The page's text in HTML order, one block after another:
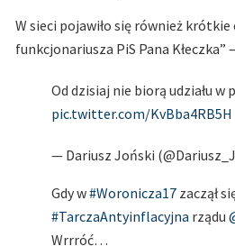
W sieci pojawiło się również
funkcjonariusza PiS Pana Kłeczka”
Od dzisiaj nie biorą udziału
pic.twitter.com/KvBba4RB5H
— Dariusz Joński
Gdy w#Woronicza17 zaczął
#TarczaAntyinflacyjna rządu
Wrrróć…